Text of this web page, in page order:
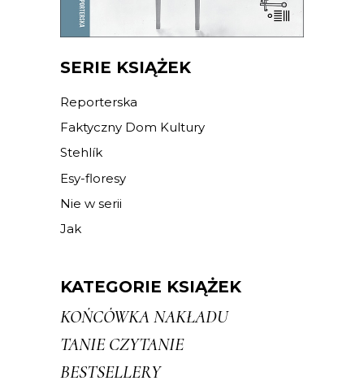
E-BOOK DO KOSZYKA
SERIE KSIĄŻEK
Reporterska
Faktyczny Dom Kultury
Stehlík
Esy-floresy
Nie w serii
Jak
KATEGORIE KSIĄŻEK
KOŃCÓWKA NAKŁADU
TANIE CZYTANIE
BESTSELLERY